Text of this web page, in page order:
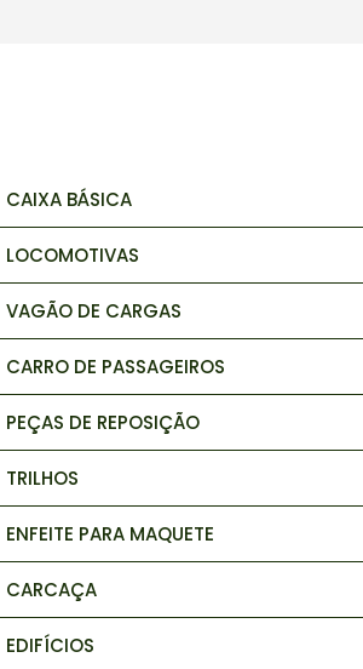
CAIXA BÁSICA
LOCOMOTIVAS
VAGÃO DE CARGAS
CARRO DE PASSAGEIROS
PEÇAS DE REPOSIÇÃO
TRILHOS
ENFEITE PARA MAQUETE
CARCAÇA
EDIFÍCIOS